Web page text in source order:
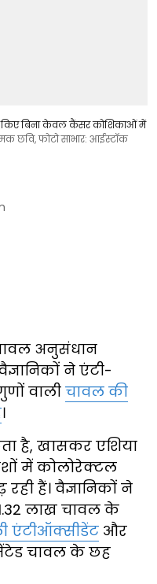
किए बिना केवल कैंसर कोशिकाओं में
छवि, फोटो साभार: आईस्टॉक
चावल अनुसंधान
ने एंटी-
वाली चावल की
।
है, खासकर एशिया
में कोलोरेक्टल
हैं। वैज्ञानिकों ने
लाख चावल के
एंटीऑक्सीडेंट और
चावल के छह